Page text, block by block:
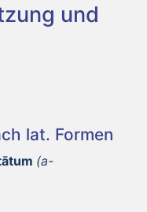
und
lat. Formen
(a-